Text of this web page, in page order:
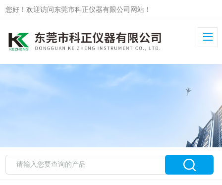
您好！欢迎访问东莞市科正仪器有限公司网站！